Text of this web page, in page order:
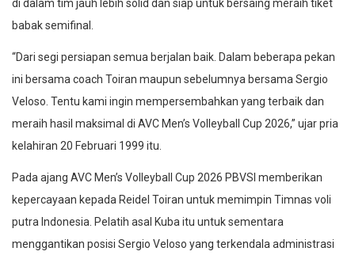
di dalam tim jauh lebih solid dan siap untuk bersaing meraih tiket
babak semifinal.
“Dari segi persiapan semua berjalan baik. Dalam beberapa pekan
ini bersama coach Toiran maupun sebelumnya bersama Sergio
Veloso. Tentu kami ingin mempersembahkan yang terbaik dan
meraih hasil maksimal di AVC Men’s Volleyball Cup 2026,” ujar pria
kelahiran 20 Februari 1999 itu.
Pada ajang AVC Men’s Volleyball Cup 2026 PBVSI memberikan
kepercayaan kepada Reidel Toiran untuk memimpin Timnas voli
putra Indonesia. Pelatih asal Kuba itu untuk sementara
menggantikan posisi Sergio Veloso yang terkendala administrasi